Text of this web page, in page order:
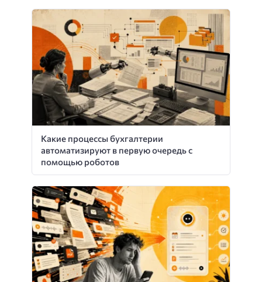
Какие процессы бухгалтерии
автоматизируют в первую очередь с
помощью роботов